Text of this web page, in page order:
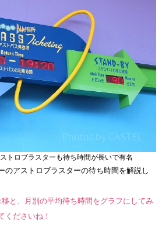
トロブラスターも待ち時間が長いで有名
のアストロブラスターの待ち時間を解説し
と、月別の平均待ち時間をグラフにしてみ
くださいね！